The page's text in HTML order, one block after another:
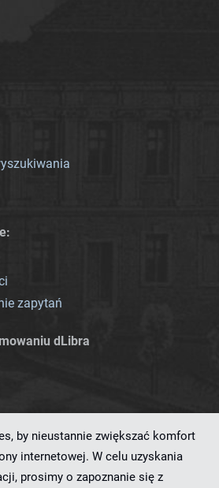
zapytań
dLibra
by nieustannie zwiększać komfort
internetowej. W celu uzyskania
prosimy o zapoznanie się z